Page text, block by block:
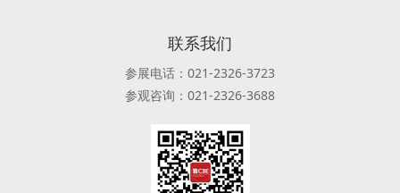
联系我们
参展电话：021-2326-3723
参观咨询：021-2326-3688